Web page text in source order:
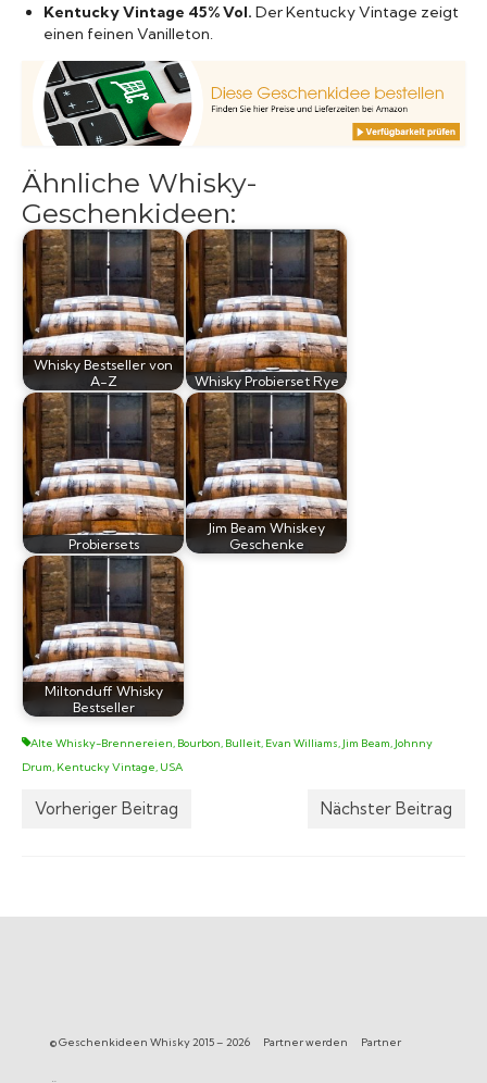
Kentucky Vintage 45% Vol. Der Kentucky Vintage zeigt
einen feinen Vanilleton.
Ähnliche Whisky-
Geschenkideen:
Whisky Bestseller von
A-Z
Whisky Probierset Rye
Probiersets
Jim Beam Whiskey
Geschenke
Miltonduff Whisky
Bestseller
Alte Whisky-Brennereien, Bourbon, Bulleit, Evan Williams, Jim Beam, Johnny
Drum, Kentucky Vintage, USA
Vorheriger Beitrag Nächster Beitrag
© Geschenkideen Whisky 2015 – 2026 Partner werden Partner